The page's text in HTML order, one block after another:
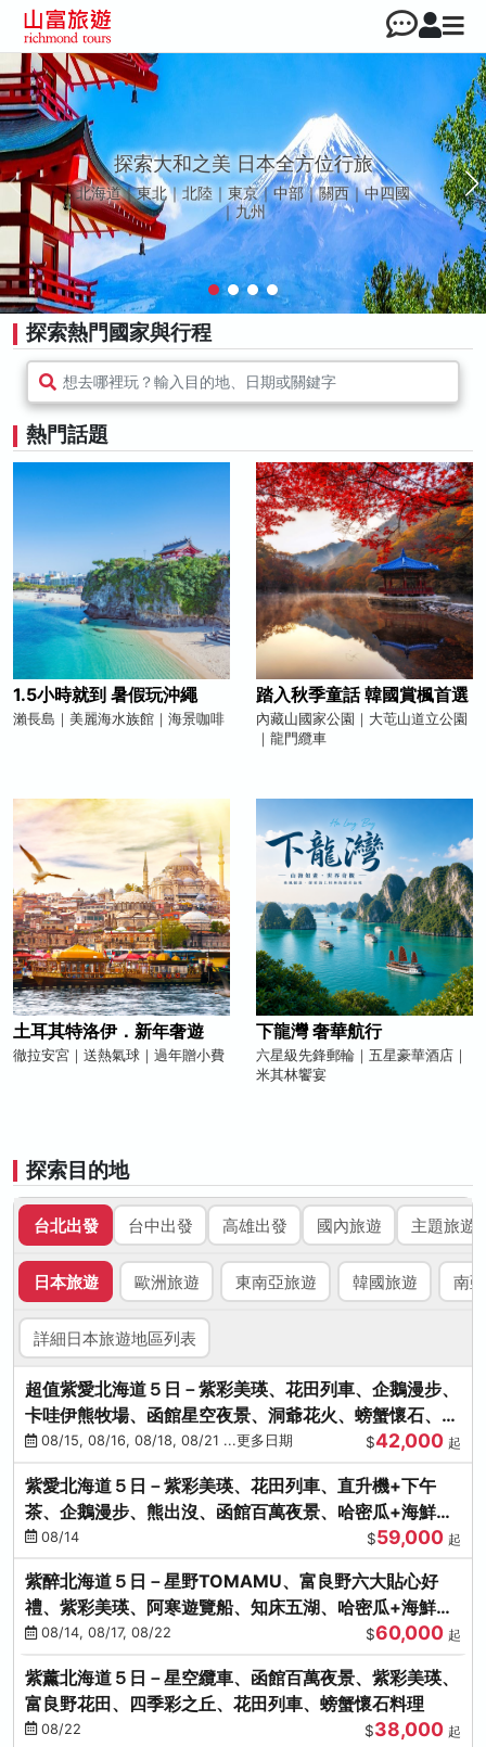
探索大和之美 日本全方位行旅
北海道｜東北｜北陸｜東京｜中部｜關西｜中四國
｜九州
探索熱門國家與行程
想去哪裡玩？輸入目的地、日期或關鍵字
熱門話題
1.5小時就到 暑假玩沖繩
瀨長島｜美麗海水族館｜海景咖啡
踏入秋季童話 韓國賞楓首選
內藏山國家公園｜大芚山道立公園
｜龍門纜車
土耳其特洛伊．新年奢遊
徹拉安宮｜送熱氣球｜過年贈小費
下龍灣 奢華航行
六星級先鋒郵輪｜五星豪華酒店｜
米其林饗宴
探索目的地
台北出發 台中出發 高雄出發 國內旅遊 主題旅遊
日本旅遊 歐洲旅遊 東南亞旅遊 韓國旅遊 南
詳細日本旅遊地區列表
超值紫愛北海道５日－紫彩美瑛、花田列車、企鵝漫步、
卡哇伊熊牧場、函館星空夜景、洞爺花火、螃蟹懷石、啤
酒暢飲
08/15, 08/16, 08/18, 08/21 ...更多日期 $42,000 起
紫愛北海道５日－紫彩美瑛、花田列車、直升機+下午
茶、企鵝漫步、熊出沒、函館百萬夜景、哈密瓜+海鮮和
牛八大螃蟹吃到飽
08/14 $59,000 起
紫醉北海道５日－星野TOMAMU、富良野六大貼心好
禮、紫彩美瑛、阿寒遊覽船、知床五湖、哈密瓜+海鮮和
牛螃蟹吃到飽
08/14, 08/17, 08/22 $60,000 起
紫薰北海道５日－星空纜車、函館百萬夜景、紫彩美瑛、
富良野花田、四季彩之丘、花田列車、螃蟹懷石料理
08/22 $38,000 起